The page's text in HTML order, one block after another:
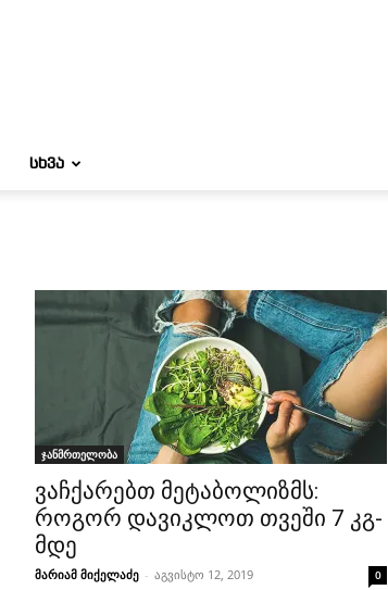
ᲡᲮᲕᲐ
ჯანმრთელობა
ვაჩქარებთ მეტაბოლიზმს:
როგორ დავიკლოთ თვეში 7 კგ-
მდე
მარიამ მიქელაძე - აგვისტო 12, 2019 0